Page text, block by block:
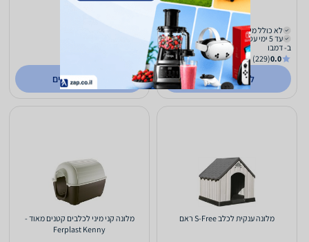
290
₪
לא כולל משלוח
עד 5 ימי עסקים
ב- דמבו
0.0
(229)
לפרטים נוספים לפרטים נוספים
מלונה ענקית לכלב S-Free ראם
מלונה קני מיני לכלבים קטנים מאוד -
Ferplast Kenny